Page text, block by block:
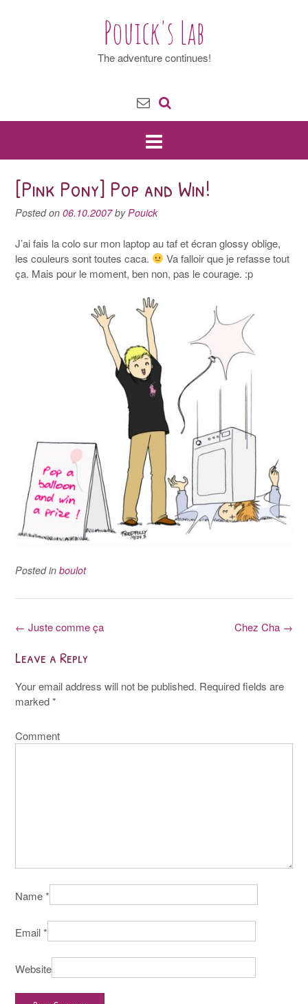
Pouick's Lab
The adventure continues!
[Pink Pony] Pop and Win!
Posted on 06.10.2007byPouick
J’ai fais la colo sur mon laptop au taf et écran glossy oblige,
les couleurs sont toutes caca.
Va falloir que je refasse tout
ça. Mais pour le moment, ben non, pas le courage. :p
Posted in boulot
Post
navigation
Chez Cha →
← Juste comme ça
Leave a Reply
Your email address will not be published. Required fields are
marked*
Comment
Name*
Email*
Website